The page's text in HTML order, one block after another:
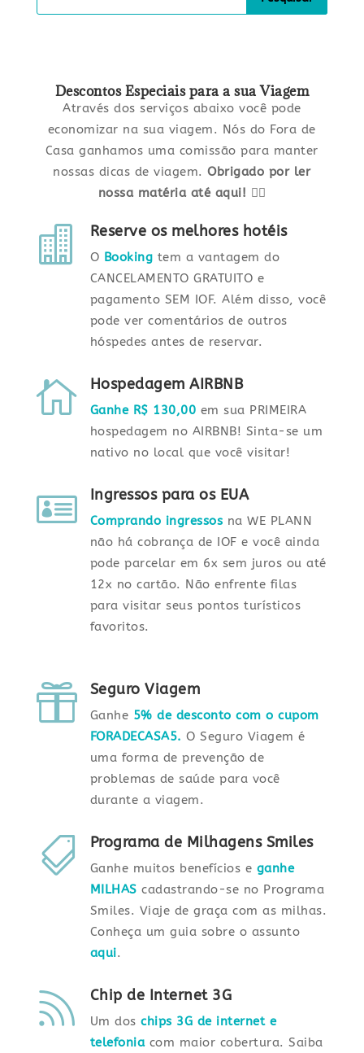
Descontos Especiais para a sua Viagem
Através dos serviços abaixo você pode
economizar na sua viagem. Nós do Fora de
Casa ganhamos uma comissão para manter
nossas dicas de viagem.Obrigado por ler
nossa matéria até aqui! ✌🏼
 Reserve os melhores hotéis
O Booking tem a vantagem do
CANCELAMENTO GRATUITO e
pagamento SEM IOF. Além disso, você
pode ver comentários de outros
hóspedes antes de reservar.
 Hospedagem AIRBNB
Ganhe R$ 130,00 em sua PRIMEIRA
hospedagem no AIRBNB! Sinta-se um
nativo no local que você visitar!
 Ingressos para os EUA
Comprando ingressos na WE PLANN
não há cobrança de IOF e você ainda
pode parcelar em 6x sem juros ou até
12x no cartão. Não enfrente filas
para visitar seus pontos turísticos
favoritos.
 Seguro Viagem
Ganhe 5% de desconto com o cupom
FORADECASA5. O Seguro Viagem é
uma forma de prevenção de
problemas de saúde para você
durante a viagem.
 Programa de Milhagens Smiles
Ganhe muitos benefícios e ganhe
MILHAS cadastrando-se no Programa
Smiles. Viaje de graça com as milhas.
Conheça um guia sobre o assunto
aqui.
 Chip de Internet 3G
Um doschips 3G de internet e
telefoniacom maior cobertura. Saiba